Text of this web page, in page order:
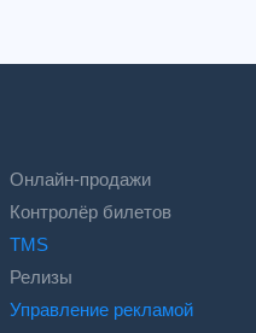
Онлайн-продажи
Контролёр билетов
TMS
Релизы
Управление рекламой